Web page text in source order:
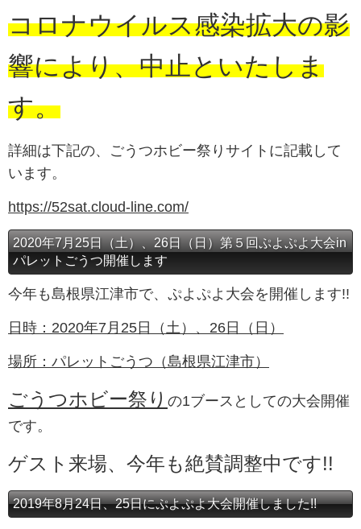
コロナウイルス感染拡大の影
響により、中止といたしま
す。
詳細は下記の、ごうつホビー祭りサイトに記載して
います。
https://52sat.cloud-line.com/
2020年7月25日（土）、26日（日）第５回ぷよぷよ大会in
パレットごうつ開催します
今年も島根県江津市で、ぷよぷよ大会を開催します!!
日時：2020年7月25日（土）、26日（日）
場所：パレットごうつ（島根県江津市）
ごうつホビー祭り の1ブースとしての大会開催
です。
ゲスト来場、今年も絶賛調整中です!!
2019年8月24日、25日にぷよぷよ大会開催しました!!